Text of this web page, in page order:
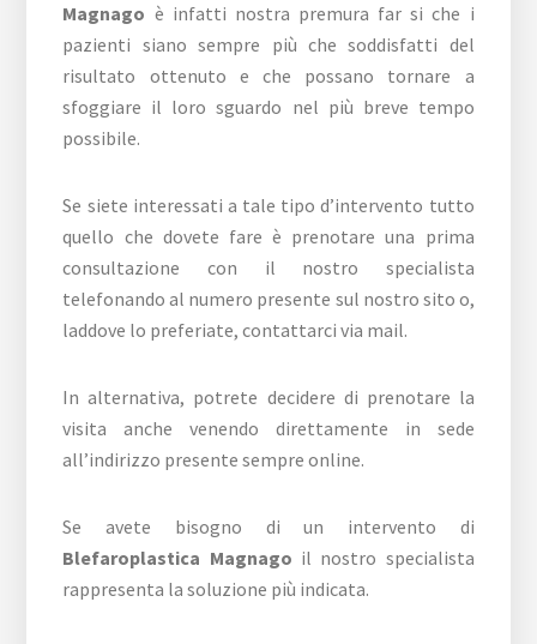
Magnago è infatti nostra premura far si che i
pazienti siano sempre più che soddisfatti del
risultato ottenuto e che possano tornare a
sfoggiare il loro sguardo nel più breve tempo
possibile.
Se siete interessati a tale tipo d’intervento tutto
quello che dovete fare è prenotare una prima
consultazione con il nostro specialista
telefonando al numero presente sul nostro sito o,
laddove lo preferiate, contattarci via mail.
In alternativa, potrete decidere di prenotare la
visita anche venendo direttamente in sede
all’indirizzo presente sempre online.
Se avete bisogno di un intervento di
Blefaroplastica Magnago il nostro specialista
rappresenta la soluzione più indicata.